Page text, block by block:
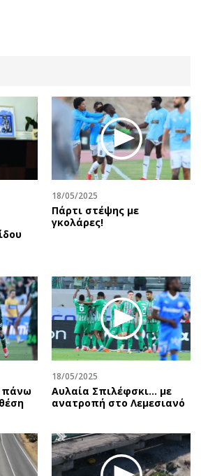
ΣΥΝΔΕΣΗ
Απόψεις
Αρθρογραφία
The Hill
Υγεία
Αγγελίες
Ζητούν εργασία
Θέσεις εργασίας
Geek
Νέα
Social
Αυτοκίνηση
Πολιτική
Οικονομία
18/05/2025
Πάρτι στέψης με
γκολάρες!
πάνω
18/05/2025
Αυλαία Σπιλέφσκι... με
ανατροπή στο Λεμεσιανό